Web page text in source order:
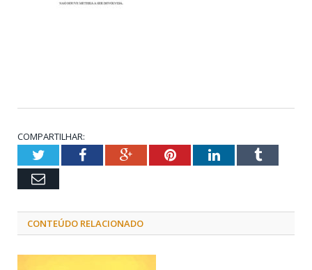
COMPARTILHAR:
TwitterFacebookGoogle+PinterestLinkedInTumblr
Email
CONTEÚDO RELACIONADO